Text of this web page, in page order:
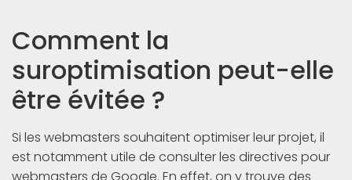
Comment la
suroptimisation peut-elle
être évitée ?
Si les webmasters souhaitent optimiser leur projet, il
est notamment utile de consulter les directives pour